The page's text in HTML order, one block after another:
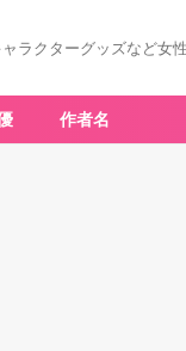
ラクターグッズなど女
作者名